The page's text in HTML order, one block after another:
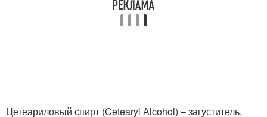
Цетеариловый спирт (Cetearyl Alcohol) – загуститель,